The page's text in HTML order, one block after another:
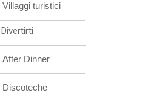
Villaggi turistici
Divertirti
After Dinner
Discoteche